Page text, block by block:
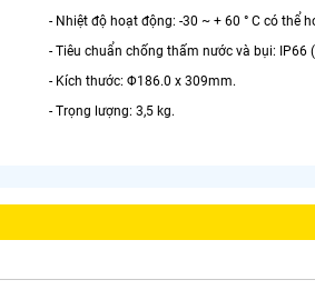
- Nhiệt độ hoạt động: -30 ~ + 60 ° C có thể
- Tiêu chuẩn chống thấm nước và bụi:
- Kích thước: Φ186.0 x 309mm.
- Trọng lượng: 3,5 kg.